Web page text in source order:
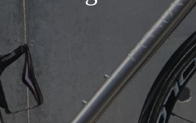
Stock coming soon